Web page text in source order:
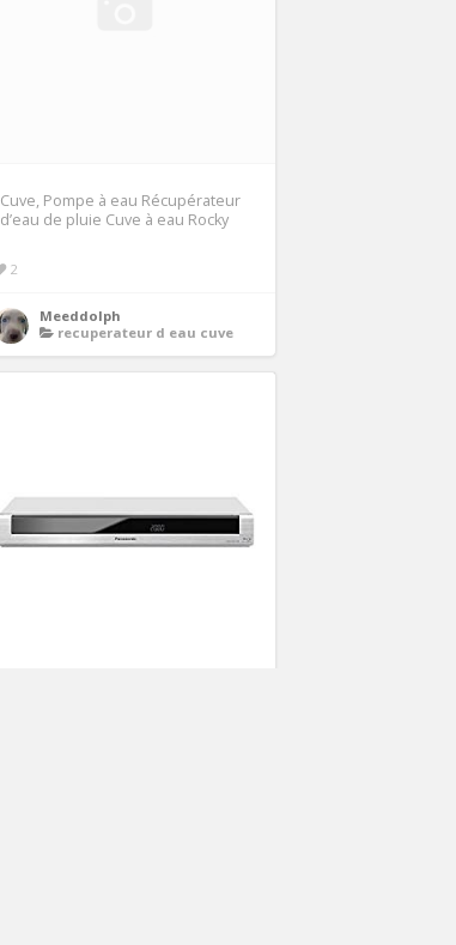
Cuve, Pompe à eau Récupérateur
d’eau de pluie Cuve à eau Rocky
2
Meeddolph
recuperateur d eau cuve